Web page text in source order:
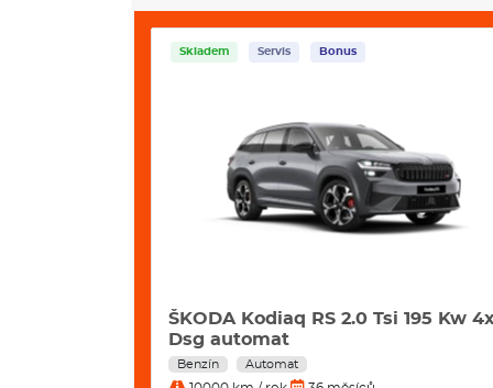
Skladem Servis Bonus
ŠKODA Kodiaq 2.0 Tdi 142 Kw Excl.
Selection 4x4 Dsg
Nafta Automat